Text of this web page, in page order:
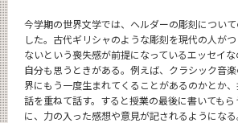
今学期の世界文学では、ヘルダーの彫刻につい
した。古代ギリシャのような彫刻を現代の人が
ないという喪失感が前提になっているエッセイ
自分も思うときがある。例えば、クラシック音
界にもう一度生まれてくることがあるのかとか
話を重ねて話す。すると授業の最後に書いてもら
に、力の入った感想や意見が記されるようになる